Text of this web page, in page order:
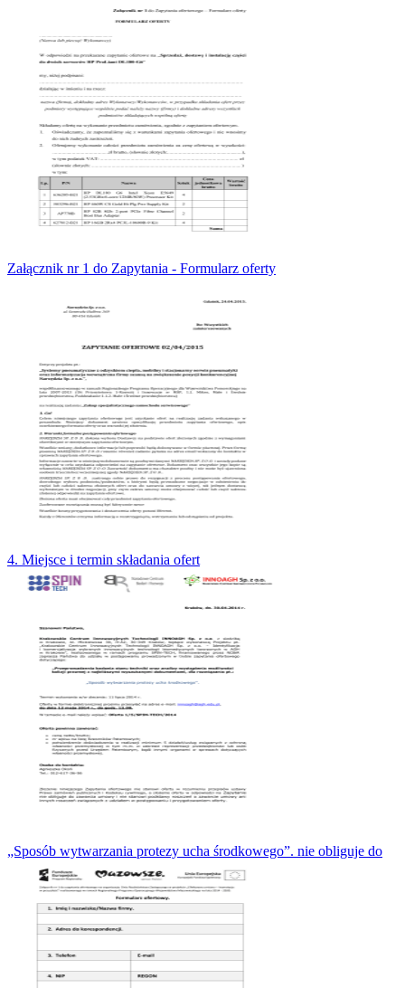
Załącznik nr 1 do Zapytania - Formularz oferty
4. Miejsce i termin składania ofert
„Sposób wytwarzania protezy ucha środkowego”. nie obliguje do